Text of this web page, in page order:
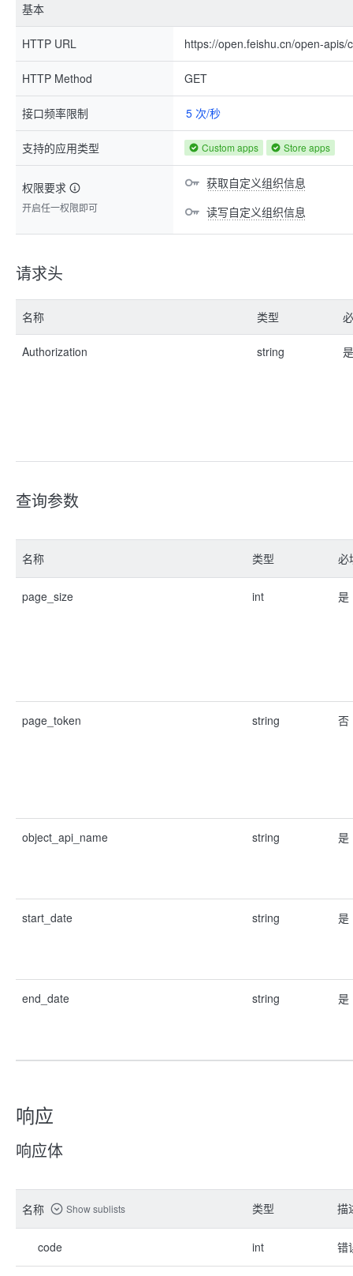
基本
HTTP URL https://open.feishu.cn/open-
HTTP Method GET
接口频率限制 5 次/秒
支持的应用类型 Custom apps Store apps
权限要求
开启任一权限即可
获取自定义组织信息
读写自定义组织信息
请求头
名称 类型
Authorization string 是
查询参数
名称 类型 必
page_size int 是
page_token string 否
object_api_name string 是
start_date string 是
end_date string 是
响应
响应体
名称 Show sublists 类型 描
code int 错